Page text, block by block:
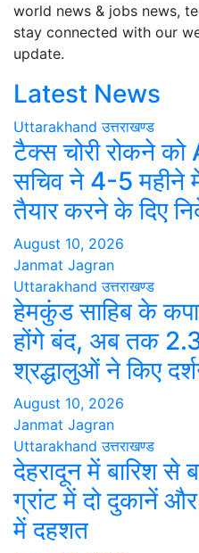
world news & jobs news,
stay connected with our
update.
Latest News
Uttarakhand उत्तराखण्ड
टैक्स चोरी रोकने को
सचिव ने 4-5 महीने
तैयार करने के दिए
August 10, 2026
Janmat Jagran
Uttarakhand उत्तराखण्ड
हेमकुंड साहिब के
होंगे बंद, अब तक
श्रद्धालुओं ने किए
August 10, 2026
Janmat Jagran
Uttarakhand उत्तराखण्ड
देहरादून में बारिश से
ग्रांट में दो दुकानें
में दहशत